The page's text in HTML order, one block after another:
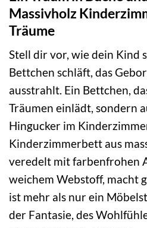
Massivholz
Träume
Stell dir vor, wie dein Kind
Bettchen schläft, das
ausstrahlt. Ein Bettchen,
Träumen einlädt, sondern
Hingucker im
Kinderzimmerbett aus
veredelt mit farbenfrohen
weichem Webstoff, macht
ist mehr als nur ein
der Fantasie, des